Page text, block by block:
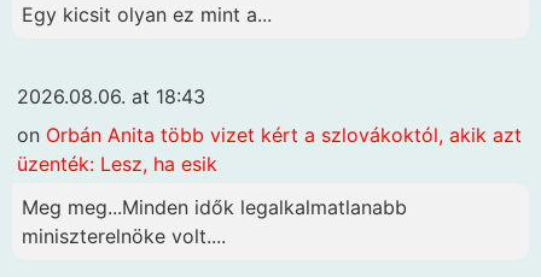
Egy kicsit olyan ez mint a...
2026.08.06. at 18:43
on Orbán Anita több vizet kért a szlovákoktól, akik azt
üzenték: Lesz, ha esik
Meg meg...Minden idők legalkalmatlanabb
miniszterelnöke volt....